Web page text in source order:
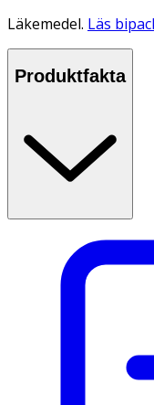
Läkemedel. Läs
Produktfakta